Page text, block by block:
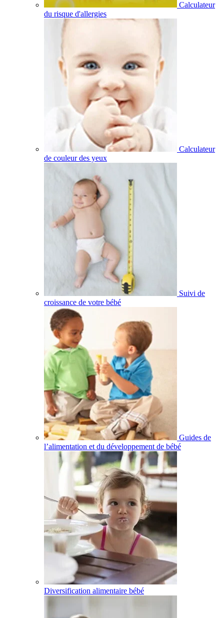
Calculateur
du risque d'allergies
Calculateur
de couleur des yeux
Suivi de
croissance de votre bébé
Guides de
l’alimentation et du développement de bébé
Diversification alimentaire bébé